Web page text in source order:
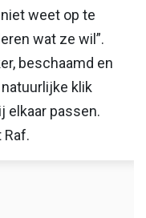
weet op te
wat ze wil”.
beschaamd en
klik
elkaar passen.
Raf.